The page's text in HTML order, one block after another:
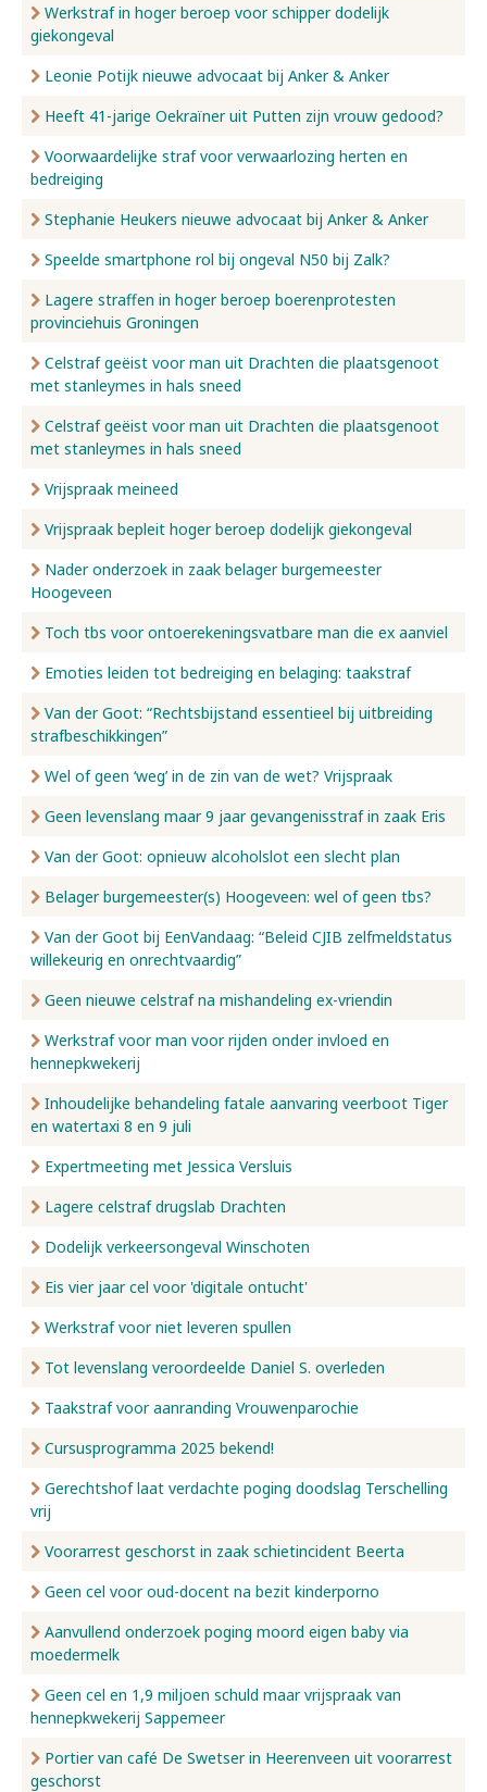
Werkstraf in hoger beroep voor schipper dodelijk
giekongeval
Leonie Potijk nieuwe advocaat bij Anker & Anker
Heeft 41-jarige Oekraïner uit Putten zijn vrouw gedood?
Voorwaardelijke straf voor verwaarlozing herten en
bedreiging
Stephanie Heukers nieuwe advocaat bij Anker & Anker
Speelde smartphone rol bij ongeval N50 bij Zalk?
Lagere straffen in hoger beroep boerenprotesten
provinciehuis Groningen
Celstraf geëist voor man uit Drachten die plaatsgenoot
met stanleymes in hals sneed
Celstraf geëist voor man uit Drachten die plaatsgenoot
met stanleymes in hals sneed
Vrijspraak meineed
Vrijspraak bepleit hoger beroep dodelijk giekongeval
Nader onderzoek in zaak belager burgemeester
Hoogeveen
Toch tbs voor ontoerekeningsvatbare man die ex aanviel
Emoties leiden tot bedreiging en belaging: taakstraf
Van der Goot: “Rechtsbijstand essentieel bij uitbreiding
strafbeschikkingen”
Wel of geen ‘weg’ in de zin van de wet? Vrijspraak
Geen levenslang maar 9 jaar gevangenisstraf in zaak Eris
Van der Goot: opnieuw alcoholslot een slecht plan
Belager burgemeester(s) Hoogeveen: wel of geen tbs?
Van der Goot bij EenVandaag: “Beleid CJIB zelfmeldstatus
willekeurig en onrechtvaardig”
Geen nieuwe celstraf na mishandeling ex-vriendin
Werkstraf voor man voor rijden onder invloed en
hennepkwekerij
Inhoudelijke behandeling fatale aanvaring veerboot Tiger
en watertaxi 8 en 9 juli
Expertmeeting met Jessica Versluis
Lagere celstraf drugslab Drachten
Dodelijk verkeersongeval Winschoten
Eis vier jaar cel voor 'digitale ontucht'
Werkstraf voor niet leveren spullen
Tot levenslang veroordeelde Daniel S. overleden
Taakstraf voor aanranding Vrouwenparochie
Cursusprogramma 2025 bekend!
Gerechtshof laat verdachte poging doodslag Terschelling
vrij
Voorarrest geschorst in zaak schietincident Beerta
Geen cel voor oud-docent na bezit kinderporno
Aanvullend onderzoek poging moord eigen baby via
moedermelk
Geen cel en 1,9 miljoen schuld maar vrijspraak van
hennepkwekerij Sappemeer
Portier van café De Swetser in Heerenveen uit voorarrest
geschorst